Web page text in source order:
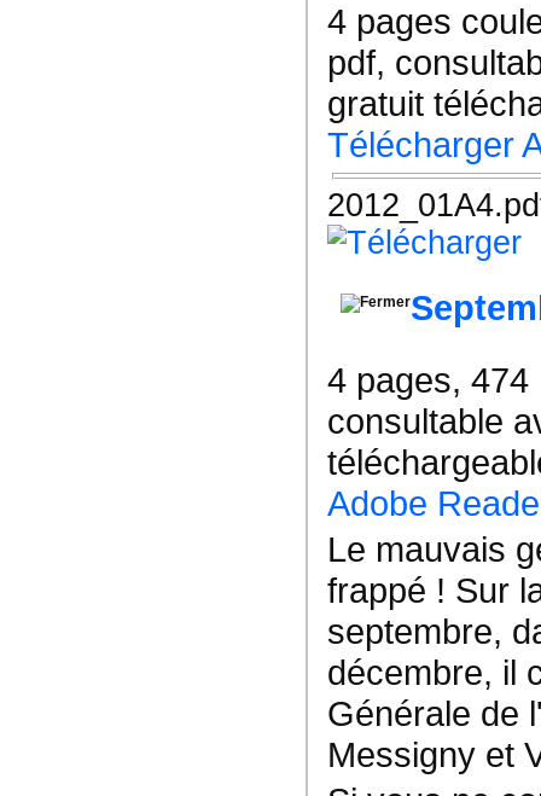
4 pages
pdf,
gratuit
Télécharger
4 pages, 474
consultable
Adobe
Le mauvais
frappé ! Sur
septembre,
décembre, il
Générale de
Messigny et